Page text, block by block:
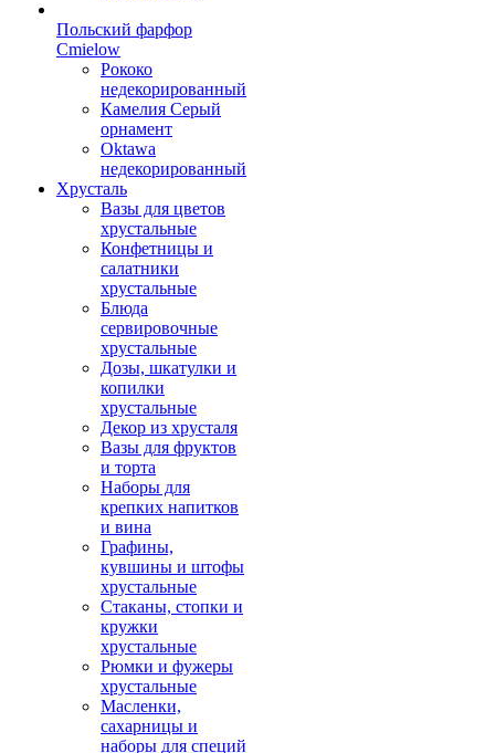
Польский фарфор
Сmielow
Рококо
недекорированный
Камелия Серый
орнамент
Oktawa
недекорированный
Хрусталь
Вазы для цветов
хрустальные
Конфетницы и
салатники
хрустальные
Блюда
сервировочные
хрустальные
Дозы, шкатулки и
копилки
хрустальные
Декор из хрусталя
Вазы для фруктов
и торта
Наборы для
крепких напитков
и вина
Графины,
кувшины и штофы
хрустальные
Стаканы, стопки и
кружки
хрустальные
Рюмки и фужеры
хрустальные
Масленки,
сахарницы и
наборы для специй